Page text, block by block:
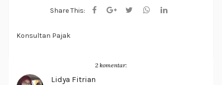
Share This:
Konsultan Pajak
2 komentar:
Lidya Fitrian